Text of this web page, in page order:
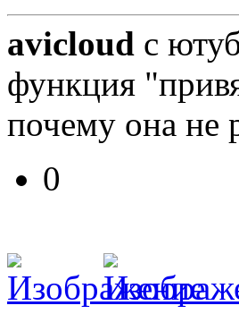
avicloud с
функция
почему она не
0